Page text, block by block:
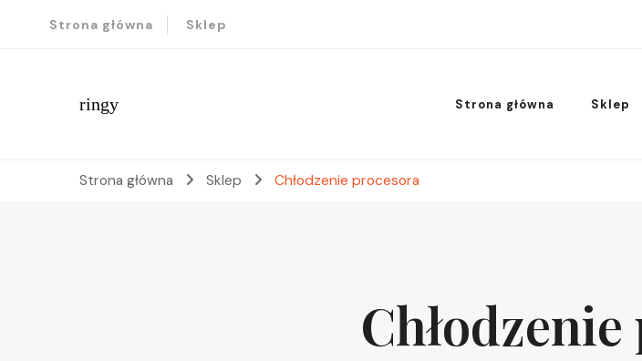
Strona główna Sklep
ringy Strona główna Sklep
Strona główna Sklep Chłodzenie procesora